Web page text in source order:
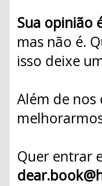
Sua opinião
mas não é.
isso deixe
Além de
Quer entrar